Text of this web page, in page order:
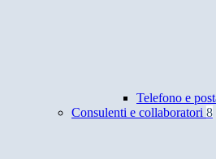
Telefono e
Consulenti e collaboratori 8